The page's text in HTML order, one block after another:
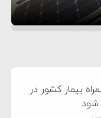
بیمار کشور در
شود